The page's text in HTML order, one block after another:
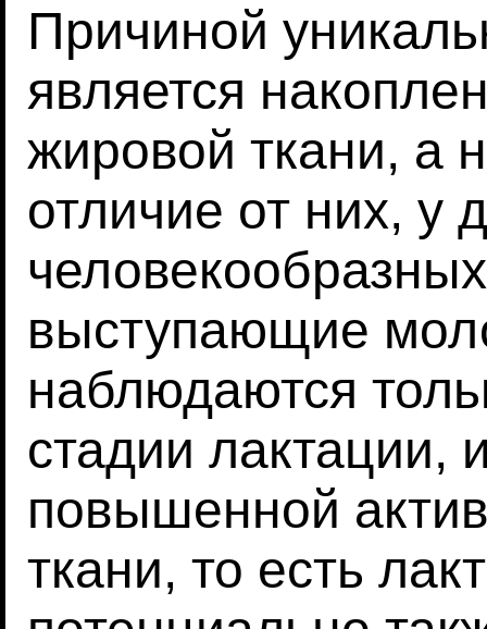
Причиной
является
жировой ткани, а
отличие от них, у
выступающие
наблюдаются
стадии лактации,
повышенной
ткани, то есть